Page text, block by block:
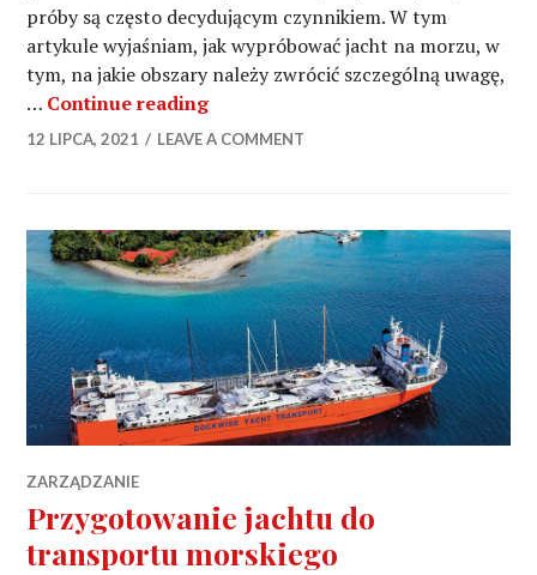
próby są często decydującym czynnikiem. W tym
artykule wyjaśniam, jak wypróbować jacht na morzu, w
tym, na jakie obszary należy zwrócić szczególną uwagę,
… Continue readingDlaczego próba morska jachtu
12 LIPCA, 2021 LEAVE A COMMENT
ZARZĄDZANIE
Przygotowanie jachtu do
transportu morskiego